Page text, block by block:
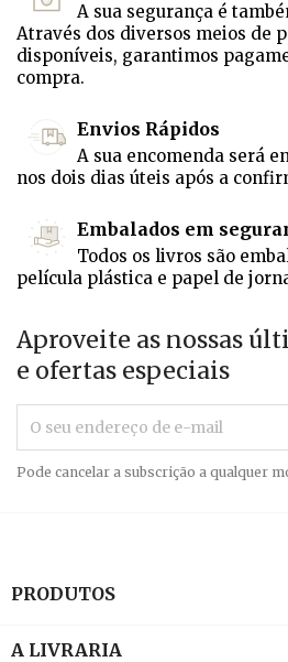
A sua segurança é
Através dos diversos meios de
disponíveis, garantimos
compra.
Envios Rápidos
A sua encomenda será
nos dois dias úteis após a
Embalados em
Todos os livros são
película plástica e papel de
Aproveite as nossas
e ofertas especiais
Pode cancelar a subscrição a qualquer
PRODUTOS
A LIVRARIA